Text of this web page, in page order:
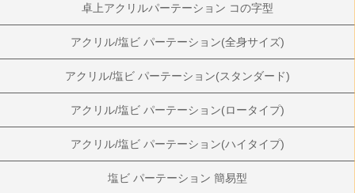
卓上アクリルパーテーション コの字型
アクリル/塩ビ パーテーション(全身サイズ)
アクリル/塩ビ パーテーション(スタンダード)
アクリル/塩ビ パーテーション(ロータイプ)
アクリル/塩ビ パーテーション(ハイタイプ)
塩ビ パーテーション 簡易型